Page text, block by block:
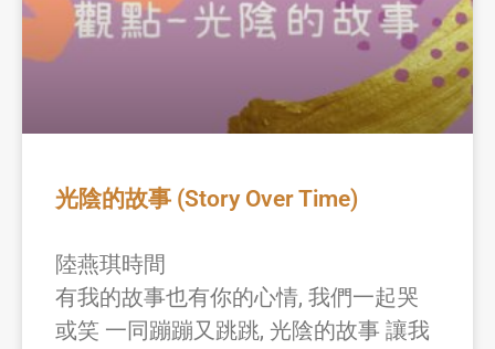
光陰的故事 (Story Over Time)
陸燕琪時間
有我的故事也有你的心情, 我們一起哭
或笑 一同蹦蹦又跳跳, 光陰的故事 讓我